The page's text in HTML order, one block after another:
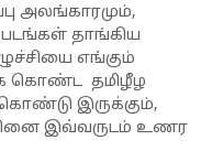
அலங்காரமும்,
தாங்கிய
எங்கும்
கொண்ட தமிழீழ
கொண்டு இருக்கும்,
இவ்வருடம் உணர